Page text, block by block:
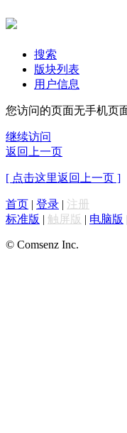
搜索
版块列表
用户信息
您访问的页面无手机页
继续访问
返回上一页
[ 点击这里返回上一页 ]
首页 | 登录 | 注册
标准版 | 触屏版 | 电脑版
© Comsenz Inc.